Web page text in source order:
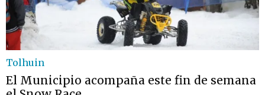
Tolhuin
El Municipio acompaña este fin de semana